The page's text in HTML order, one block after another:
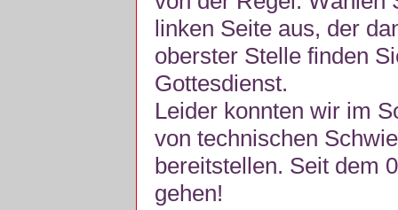
linken Seite aus, der
oberster Stelle finden
Gottesdienst.
Leider konnten wir im
von technischen
bereitstellen. Seit dem
gehen!